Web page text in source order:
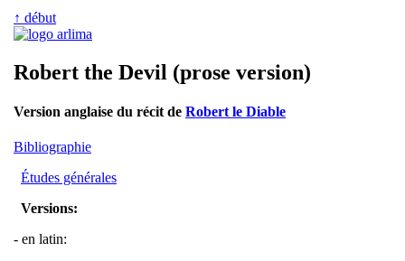
↑ début
Robert the Devil (prose version)
Version anglaise du récit de Robert le Diable
Bibliographie
Études générales
Versions:
- en latin: